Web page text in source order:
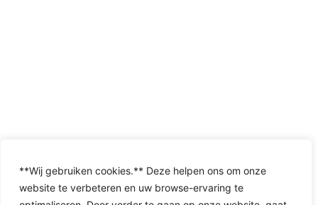
**Wij gebruiken cookies.** Deze helpen ons om onze
website te verbeteren en uw browse-ervaring te